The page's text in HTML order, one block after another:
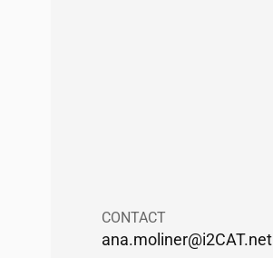
CONTACT
ana.moliner@i2CAT.net